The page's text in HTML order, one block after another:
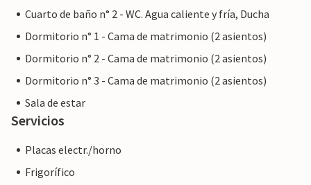
Cuarto de baño n° 2 - WC. Agua caliente y fría, Ducha
Dormitorio n° 1 - Cama de matrimonio (2 asientos)
Dormitorio n° 2 - Cama de matrimonio (2 asientos)
Dormitorio n° 3 - Cama de matrimonio (2 asientos)
Sala de estar
Servicios
Placas electr./horno
Frigorífico